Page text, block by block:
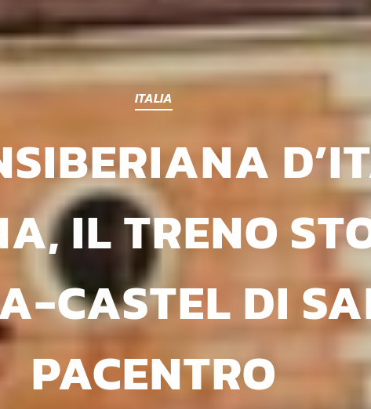
ITALIA
IL TRENO
CASTEL DI
PACENTRO